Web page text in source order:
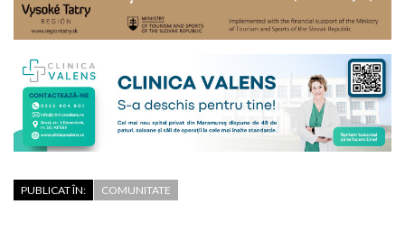
PUBLICAT ÎN: COMUNITATE